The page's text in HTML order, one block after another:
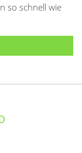
so schnell wie